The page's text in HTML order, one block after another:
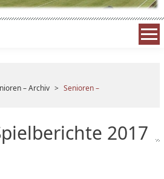
– Archiv > Senioren –
2017